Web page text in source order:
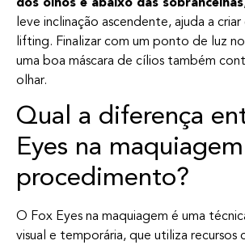
dos olhos e abaixo das sobrancelhas
leve inclinação ascendente, ajuda a
lifting. Finalizar com um ponto de luz
uma boa máscara de cílios também
olhar.
Qual a diferença
Eyes na
procedimento?
O Fox Eyes na maquiagem é uma
visual e temporária, que utiliza recursos